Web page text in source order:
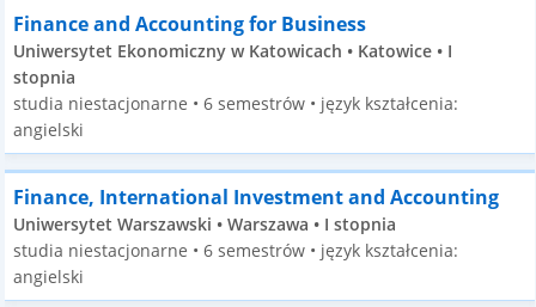
Finance and Accounting for Business
Uniwersytet Ekonomiczny w Katowicach • Katowice • I
stopnia
studia niestacjonarne • 6 semestrów • język kształcenia:
angielski
Finance, International Investment and Accounting
Uniwersytet Warszawski • Warszawa • I stopnia
studia niestacjonarne • 6 semestrów • język kształcenia:
angielski